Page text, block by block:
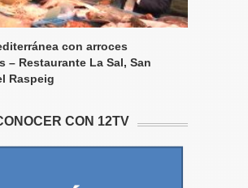
con arroces
– Restaurante La Sal, San
Raspeig
CON 12TV